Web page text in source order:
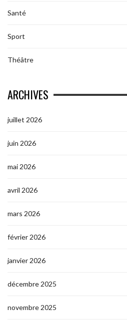
Santé
Sport
Théâtre
ARCHIVES
juillet 2026
juin 2026
mai 2026
avril 2026
mars 2026
février 2026
janvier 2026
décembre 2025
novembre 2025